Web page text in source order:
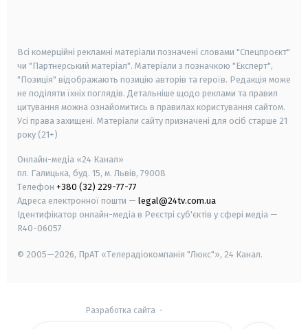
Всі комерційні рекламні матеріали позначені словами "Спецпроєкт"
чи "Партнерський матеріал". Матеріали з позначкою "Експерт",
"Позиція" відображають позицію авторів та героїв. Редакція може
не поділяти їхніх поглядів. Детальніше щодо реклами та правил
цитування можна ознайомитись в правилах користування сайтом.
Усі права захищені. Матеріали сайту призначені для осіб старше 21
року (21+)
Онлайн-медіа «24 Канал»
пл. Галицька, буд. 15, м. Львів, 79008
Телефон +380 (32) 229-77-77
Адреса електронної пошти — legal@24tv.com.ua
Ідентифікатор онлайн-медіа в Реєстрі суб'єктів у сфері медіа —
R40-06057
© 2005—2026, ПрАТ «Телерадіокомпанія "Люкс"», 24 Канал.
Разработка сайта -